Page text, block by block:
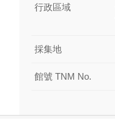
行政區域
採集地
館號 TNM No.